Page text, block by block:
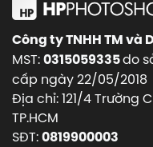
Công ty TNHH TM và
MST:0315059335do
cấp ngày 22/05/2018
Địa chỉ: 121/4 Trường
TP.HCM
SĐT:0819900003